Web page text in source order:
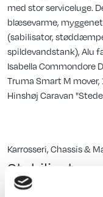
med stor serviceluge.
blæsevarme,
(sabilisator,
spildevandstank), Alu
Isabella
Truma Smart M
Hinshøj Caravan
Karrosseri, Chassis &
Stabilisator
ATC (Aut.